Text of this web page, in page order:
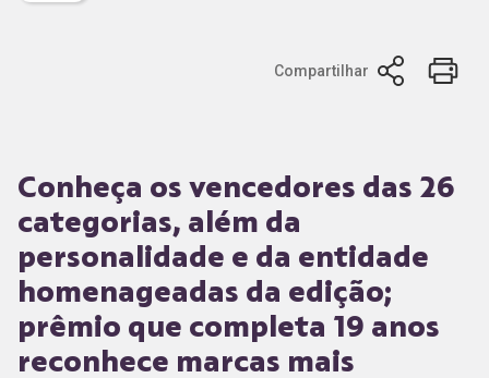
Compartilhar
Conheça os vencedores das 26
categorias, além da
personalidade e da entidade
homenageadas da edição;
prêmio que completa 19 anos
reconhece marcas mais